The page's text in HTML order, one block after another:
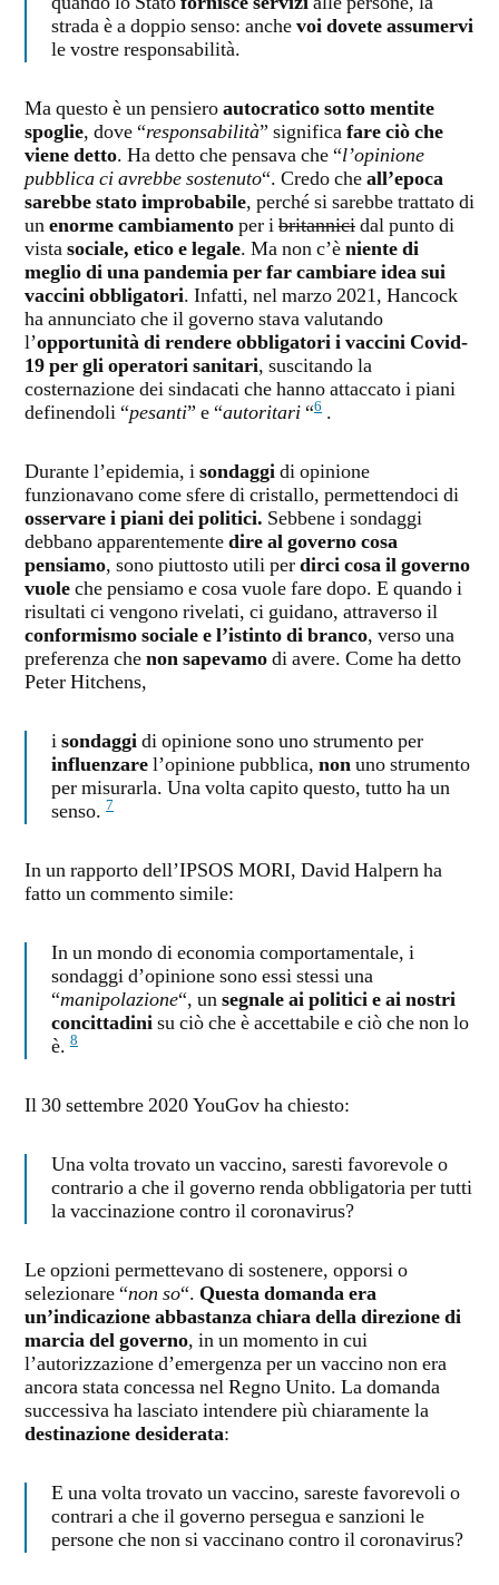
strada è a doppio senso: anchevoi dovete assumervi
le vostre responsabilità.
Ma questo è un pensieroautocratico sotto mentite
spoglie, dove “responsabilità” significafare ciò che
viene detto. Ha detto che pensava che “l’opinione
pubblica ci avrebbe sostenuto“. Credo cheall’epoca
sarebbe stato improbabile, perché si sarebbe trattato di
unenorme cambiamentoper ibritannicidal punto di
vistasociale, etico e legale. Ma non c’èniente di
meglio di una pandemia per far cambiare idea sui
vaccini obbligatori. Infatti, nel marzo 2021, Hancock
ha annunciato che il governo stava valutando
l’opportunità di rendere obbligatori i vaccini Covid-
19 per gli operatori sanitari, suscitando la
costernazione dei sindacati che hanno attaccato i piani
definendoli “pesanti” e “autoritari“6 .
Durante l’epidemia, isondaggidi opinione
funzionavano come sfere di cristallo, permettendoci di
osservare i piani dei politici. Sebbene i sondaggi
debbano apparentementedire al governo cosa
pensiamo, sono piuttosto utili perdirci cosa il governo
vuoleche pensiamo e cosa vuole fare dopo. E quando i
risultati ci vengono rivelati, ci guidano, attraverso il
conformismo sociale e l’istinto di branco, verso una
preferenza chenon sapevamodi avere. Come ha detto
Peter Hitchens,
isondaggidi opinione sono uno strumento per
influenzarel’opinione pubblica, nonuno strumento
per misurarla. Una volta capito questo, tutto ha un
senso. 7
In un rapporto dell’IPSOS MORI, David Halpern ha
fatto un commento simile:
In un mondo di economia comportamentale, i
sondaggi d’opinione sono essi stessi una
“manipolazione“, unsegnale ai politici e ai nostri
concittadinisu ciò che è accettabile e ciò che non lo
è. 8
Il 30 settembre 2020 YouGov ha chiesto:
Una volta trovato un vaccino, saresti favorevole o
contrario a che il governo renda obbligatoria per tutti
la vaccinazione contro il coronavirus?
Le opzioni permettevano di sostenere, opporsi o
selezionare “non so“. Questa domanda era
un’indicazione abbastanza chiara della direzione di
marcia del governo, in un momento in cui
l’autorizzazione d’emergenza per un vaccino non era
ancora stata concessa nel Regno Unito. La domanda
successiva ha lasciato intendere più chiaramente la
destinazione desiderata:
E una volta trovato un vaccino, sareste favorevoli o
contrari a che il governo persegua e sanzioni le
persone che non si vaccinano contro il coronavirus?